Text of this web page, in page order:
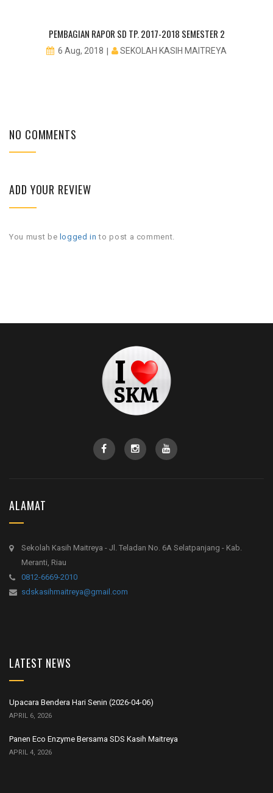
PEMBAGIAN RAPOR SD TP. 2017-2018 SEMESTER 2
6 Aug, 2018 SEKOLAH KASIH MAITREYA
NO COMMENTS
ADD YOUR REVIEW
You must be logged in to post a comment.
ALAMAT
Sekolah Kasih Maitreya - Jl. Teladan No. 6A Selatpanjang - Kab.
Meranti, Riau
0812-6669-2010
sdskasihmaitreya@gmail.com
LATEST NEWS
Upacara Bendera Hari Senin (2026-04-06)
APRIL 6, 2026
Panen Eco Enzyme Bersama SDS Kasih Maitreya
APRIL 4, 2026